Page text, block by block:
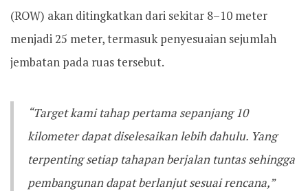
(ROW) akan ditingkatkan dari sekitar 8–10 meter
menjadi 25 meter, termasuk penyesuaian sejumlah
jembatan pada ruas tersebut.
“Target kami tahap pertama sepanjang 10
kilometer dapat diselesaikan lebih dahulu. Yang
terpenting setiap tahapan berjalan tuntas sehingga
pembangunan dapat berlanjut sesuai rencana,”